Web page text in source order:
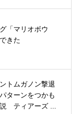
「マリオボウ
きた
トムガノン撃退
ターンをつかも
ティアーズ ...